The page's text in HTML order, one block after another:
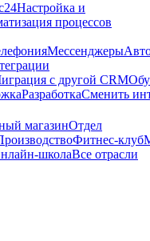
Настройка и
процессов
Мессенджеры
с другой CRM
РазработкаСменить
магазинОтдел
Фитнес-клуб
школаВсе отрасли